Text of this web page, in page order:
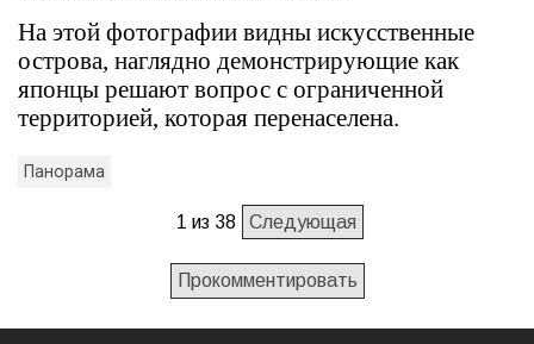
На этой фотографии видны искусственные
острова, наглядно демонстрирующие как
японцы решают вопрос с ограниченной
территорией, которая перенаселена.
Панорама
1 из 38 Следующая
Прокомментировать